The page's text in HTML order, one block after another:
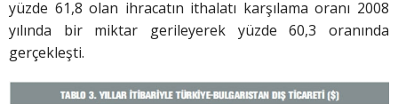
yüzde 61,8 olan ihracatın ithalatı karşılama oranı 2008
yılında bir miktar gerileyerek yüzde 60,3 oranında
gerçekleşti.